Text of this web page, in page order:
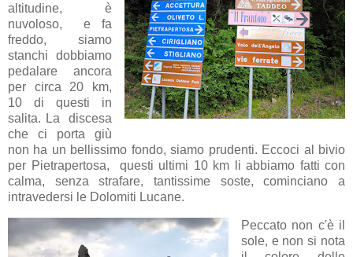
altitudine, è
nuvoloso, e fa
freddo, siamo
stanchi dobbiamo
pedalare ancora
per circa 20 km,
10 di questi in
salita. La discesa
che ci porta giù
non ha un bellissimo fondo, siamo prudenti. Eccoci al bivio
per Pietrapertosa, questi ultimi 10 km li abbiamo fatti con
calma, senza strafare, tantissime soste, cominciano a
intravedersi le Dolomiti Lucane.
Peccato non c'è il
sole, e non si nota